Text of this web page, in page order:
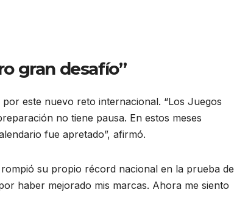
gran desafío”
este nuevo reto internacional. “Los Juegos
no tiene pausa. En estos meses
fue apretado”, afirmó.
su propio récord nacional en la prueba de
haber mejorado mis marcas. Ahora me siento